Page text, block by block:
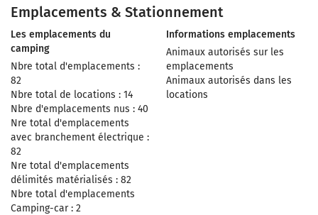
Emplacements & Stationnement
Les emplacements du
camping
Nbre total d'emplacements :
82
Nbre total de locations : 14
Nbre d'emplacements nus : 40
Nre total d'emplacements
avec branchement électrique :
82
Nre total d'emplacements
délimités matérialisés : 82
Nbre total d'emplacements
Camping-car : 2
Informations emplacements
Animaux autorisés sur les
emplacements
Animaux autorisés dans les
locations